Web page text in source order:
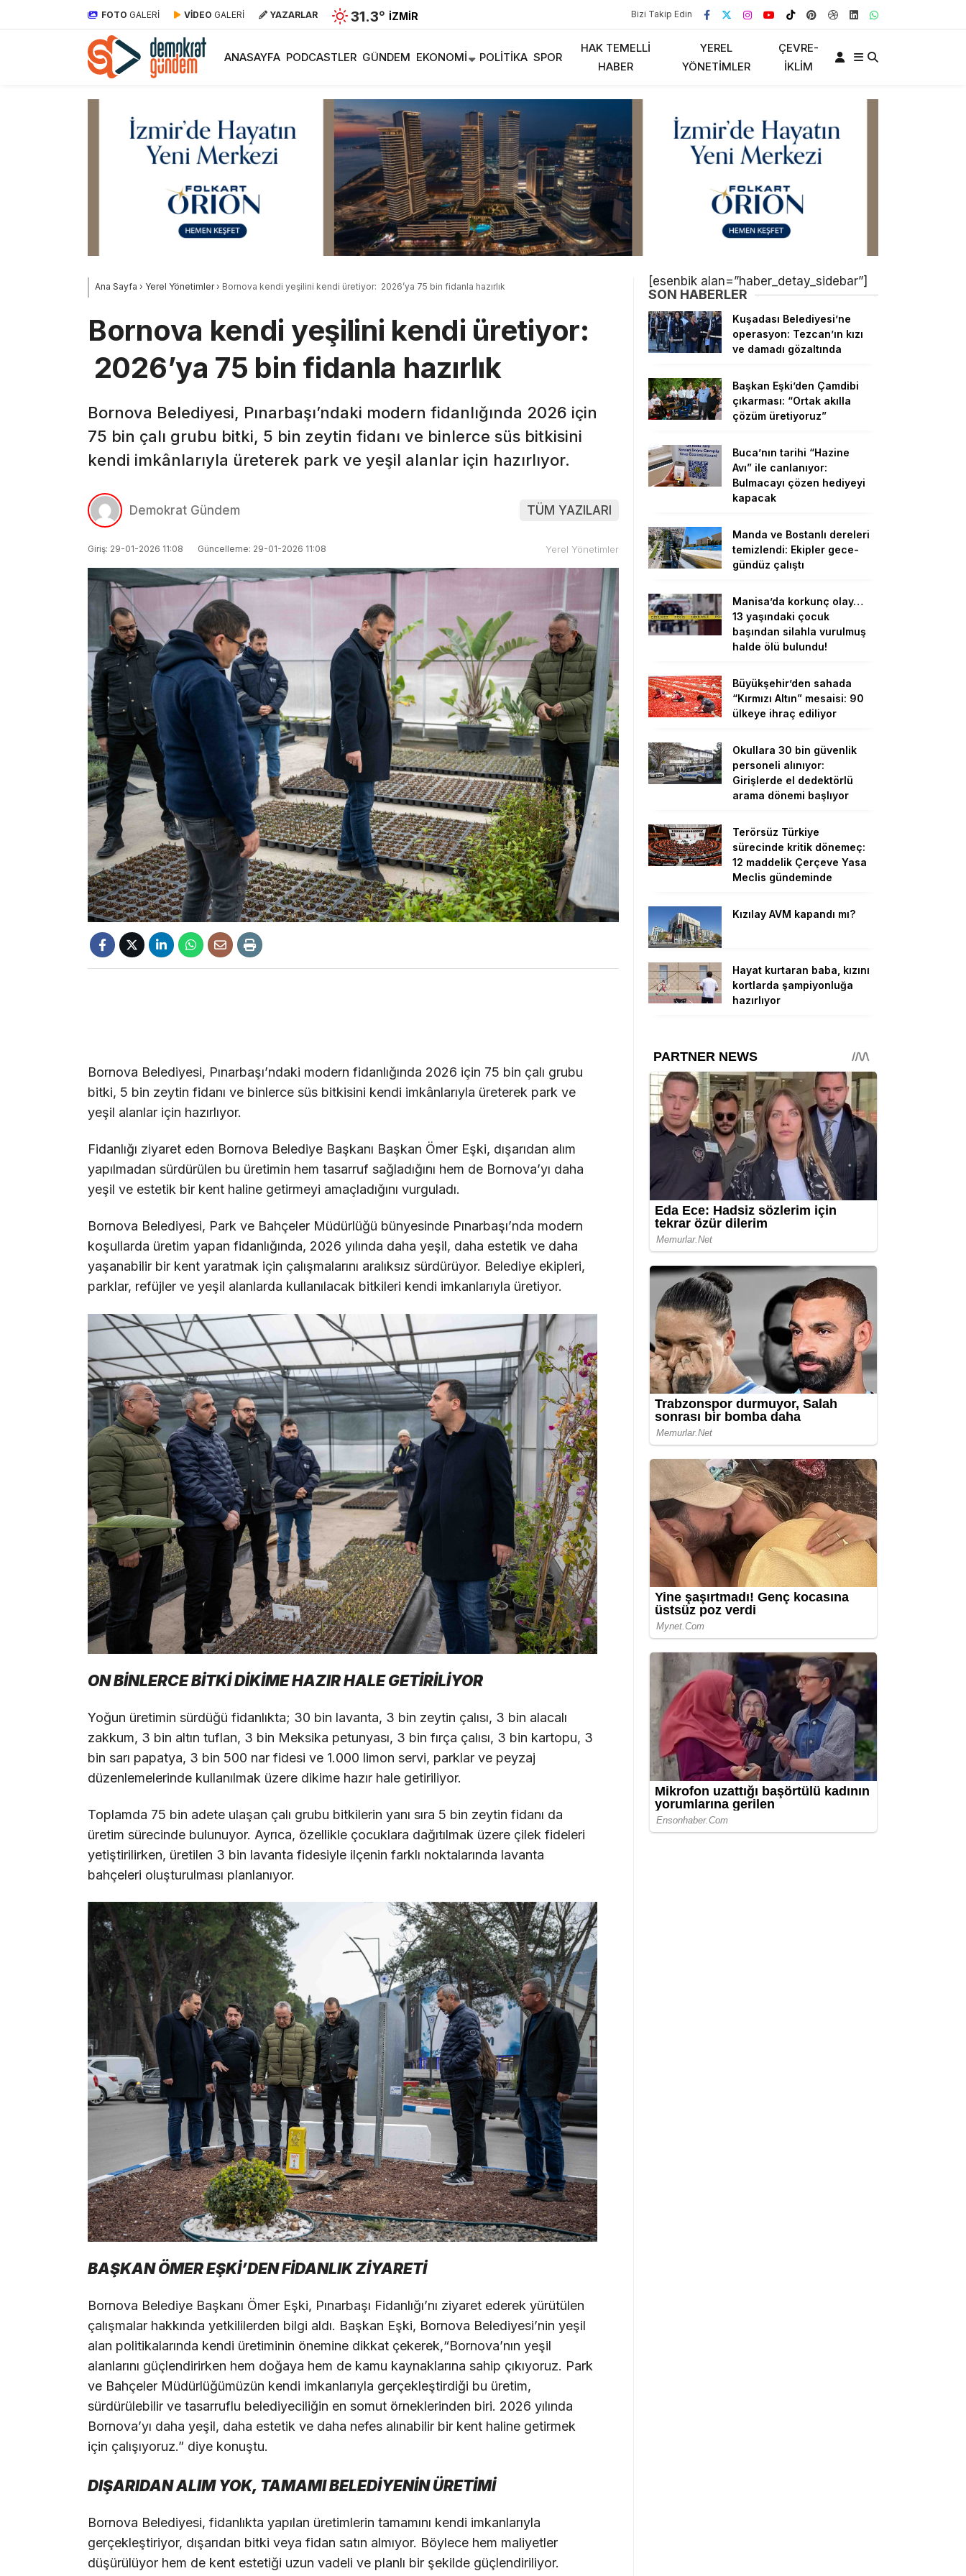
FOTO GALERİ VİDEO GALERİ YAZARLAR 31.3° İZMIR Bizi Takip Edin
ANASAYFA PODCASTLER GÜNDEM EKONOMI POLITIKA SPOR
HAK TEMELLI
HABER
YEREL
YÖNETIMLER
ÇEVRE-
İKLIM
Ana Sayfa › Yerel Yönetimler› Bornova kendi yeşilini kendi üretiyor: 2026’ya 75 bin fidanla hazırlık
Bornova kendi yeşilini kendi üretiyor:
2026’ya 75 bin fidanla hazırlık
Bornova Belediyesi, Pınarbaşı’ndaki modern fidanlığında 2026 için
75 bin çalı grubu bitki, 5 bin zeytin fidanı ve binlerce süs bitkisini
kendi imkânlarıyla üreterek park ve yeşil alanlar için hazırlıyor.
Demokrat Gündem TÜM YAZILARI
Giriş: 29-01-2026 11:08 Güncelleme: 29-01-2026 11:08 Yerel Yönetimler
Bornova Belediyesi, Pınarbaşı’ndaki modern fidanlığında 2026 için 75 bin çalı grubu
bitki, 5 bin zeytin fidanı ve binlerce süs bitkisini kendi imkânlarıyla üreterek park ve
yeşil alanlar için hazırlıyor.
Fidanlığı ziyaret eden Bornova Belediye Başkanı Başkan Ömer Eşki, dışarıdan alım
yapılmadan sürdürülen bu üretimin hem tasarruf sağladığını hem de Bornova’yı daha
yeşil ve estetik bir kent haline getirmeyi amaçladığını vurguladı.
Bornova Belediyesi, Park ve Bahçeler Müdürlüğü bünyesinde Pınarbaşı’nda modern
koşullarda üretim yapan fidanlığında, 2026 yılında daha yeşil, daha estetik ve daha
yaşanabilir bir kent yaratmak için çalışmalarını aralıksız sürdürüyor. Belediye ekipleri,
parklar, refüjler ve yeşil alanlarda kullanılacak bitkileri kendi imkanlarıyla üretiyor.
ON BİNLERCE BİTKİ DİKİME HAZIR HALE GETİRİLİYOR
Yoğun üretimin sürdüğü fidanlıkta; 30 bin lavanta, 3 bin zeytin çalısı, 3 bin alacalı
zakkum, 3 bin altın tuflan, 3 bin Meksika petunyası, 3 bin fırça çalısı, 3 bin kartopu, 3
bin sarı papatya, 3 bin 500 nar fidesi ve 1.000 limon servi, parklar ve peyzaj
düzenlemelerinde kullanılmak üzere dikime hazır hale getiriliyor.
Toplamda 75 bin adete ulaşan çalı grubu bitkilerin yanı sıra 5 bin zeytin fidanı da
üretim sürecinde bulunuyor. Ayrıca, özellikle çocuklara dağıtılmak üzere çilek fideleri
yetiştirilirken, üretilen 3 bin lavanta fidesiyle ilçenin farklı noktalarında lavanta
bahçeleri oluşturulması planlanıyor.
BAŞKAN ÖMER EŞKİ’DEN FİDANLIK ZİYARETİ
Bornova Belediye Başkanı Ömer Eşki, Pınarbaşı Fidanlığı’nı ziyaret ederek yürütülen
çalışmalar hakkında yetkililerden bilgi aldı. Başkan Eşki, Bornova Belediyesi’nin yeşil
alan politikalarında kendi üretiminin önemine dikkat çekerek,“Bornova’nın yeşil
alanlarını güçlendirirken hem doğaya hem de kamu kaynaklarına sahip çıkıyoruz. Park
ve Bahçeler Müdürlüğümüzün kendi imkanlarıyla gerçekleştirdiği bu üretim,
sürdürülebilir ve tasarruflu belediyeciliğin en somut örneklerinden biri. 2026 yılında
Bornova’yı daha yeşil, daha estetik ve daha nefes alınabilir bir kent haline getirmek
için çalışıyoruz.” diye konuştu.
DIŞARIDAN ALIM YOK, TAMAMI BELEDİYENİN ÜRETİMİ
Bornova Belediyesi, fidanlıkta yapılan üretimlerin tamamını kendi imkanlarıyla
gerçekleştiriyor, dışarıdan bitki veya fidan satın almıyor. Böylece hem maliyetler
düşürülüyor hem de kent estetiği uzun vadeli ve planlı bir şekilde güçlendiriliyor.
[esenbik alan=”haber_detay_sidebar”]
SON HABERLER
Kuşadası Belediyesi’ne
operasyon: Tezcan’ın kızı
ve damadı gözaltında
Başkan Eşki’den Çamdibi
çıkarması: “Ortak akılla
çözüm üretiyoruz”
Buca’nın tarihi “Hazine
Avı” ile canlanıyor:
Bulmacayı çözen hediyeyi
kapacak
Manda ve Bostanlı dereleri
temizlendi: Ekipler gece-
gündüz çalıştı
Manisa’da korkunç olay…
13 yaşındaki çocuk
başından silahla vurulmuş
halde ölü bulundu!
Büyükşehir’den sahada
“Kırmızı Altın” mesaisi: 90
ülkeye ihraç ediliyor
Okullara 30 bin güvenlik
personeli alınıyor:
Girişlerde el dedektörlü
arama dönemi başlıyor
Terörsüz Türkiye
sürecinde kritik dönemeç:
12 maddelik Çerçeve Yasa
Meclis gündeminde
Kızılay AVM kapandı mı?
Hayat kurtaran baba, kızını
kortlarda şampiyonluğa
hazırlıyor